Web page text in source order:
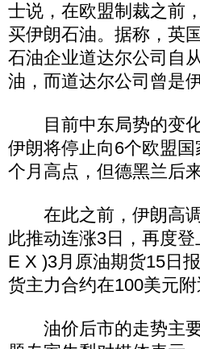
士说，在欧盟制裁之前
买伊朗石油。据称，英
石油企业道达尔公司自
油，而道达尔公司曾是
目前中东局势的变化
伊朗将停止向6个欧盟
个月高点，但德黑兰后
在此之前，伊朗高调
此推动连涨3日，再度
E X )3月原油期货15日
货主力合约在100美元
油价后市的走势主要